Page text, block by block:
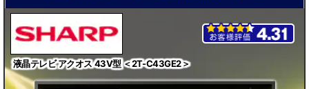
下
さ
い
▼
下
さ
い
▼
下
さ
い
▼
液晶テレビ アクオス 43V型 ＜2T-C43GE2＞